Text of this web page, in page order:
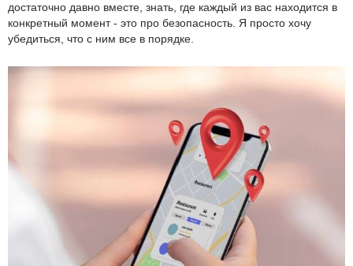
достаточно давно вместе, знать, где каждый из вас находится в
конкретный момент - это про безопасность. Я просто хочу
убедиться, что с ним все в порядке.